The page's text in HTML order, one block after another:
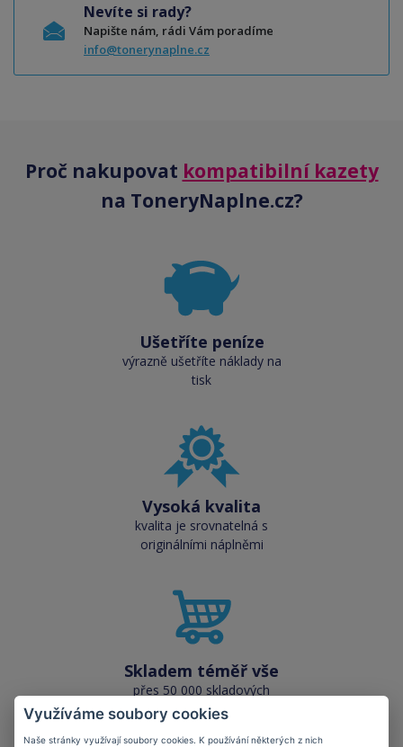
Nevíte si rady?
Napište nám, rádi Vám poradíme
info@tonerynaplne.cz
Proč nakupovat kompatibilní kazety
na ToneryNaplne.cz?
Ušetříte peníze
výrazně ušetříte náklady na
tisk
Vysoká kvalita
kvalita je srovnatelná s
originálními náplněmi
Skladem téměř vše
přes 50 000 skladových
zásob pro okamžitý odběr
Využíváme soubory cookies
Naše stránky využívají soubory cookies. K používání některých z nich